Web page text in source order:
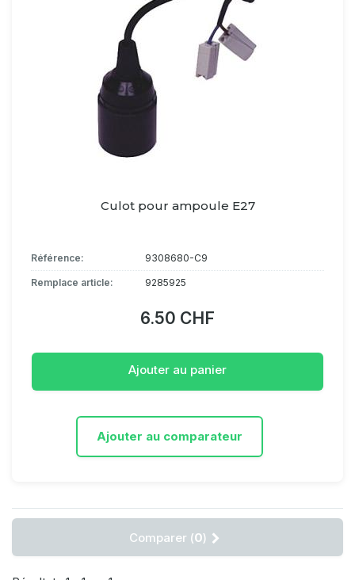
Culot pour ampoule E27
Référence: 9308680-C9
Remplace article: 9285925
6.50 CHF
Ajouter au panier
Ajouter au comparateur
Comparer (0)